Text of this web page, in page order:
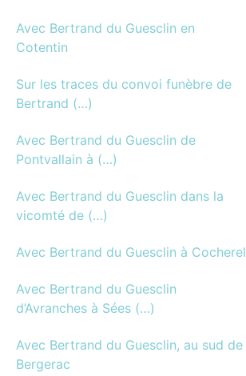
Avec Bertrand du Guesclin en
Cotentin
Sur les traces du convoi funèbre de
Bertrand (…)
Avec Bertrand du Guesclin de
Pontvallain à (…)
Avec Bertrand du Guesclin dans la
vicomté de (…)
Avec Bertrand du Guesclin à Cocherel
Avec Bertrand du Guesclin
d’Avranches à Sées (…)
Avec Bertrand du Guesclin, au sud de
Bergerac